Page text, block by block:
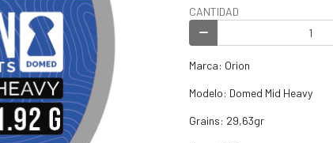
CANTIDAD
Marca: Orion
Modelo: Domed Mid Heavy
Grains: 29,63gr